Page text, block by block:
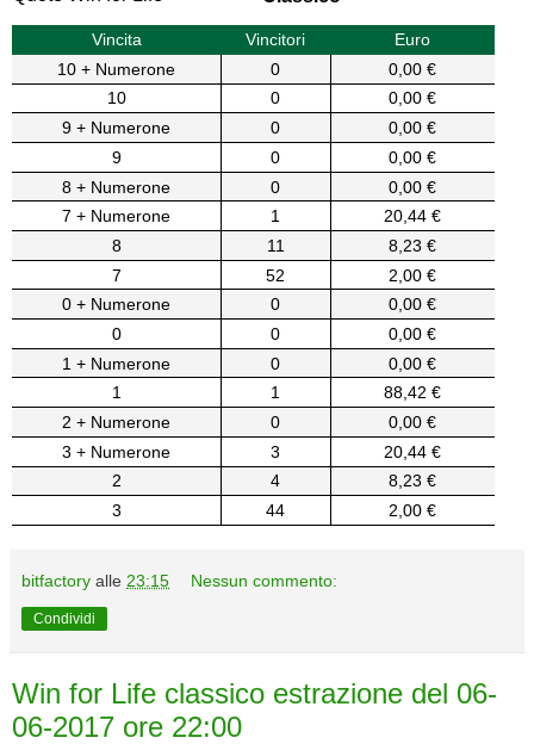
Vincita Vincitori
Euro
10 + Numerone
0
0,00 €
10
0
0,00 €
9 + Numerone
0
0,00 €
9
0
0,00 €
8 + Numerone
0
0,00 €
7 + Numerone
1
20,44 €
8
11
8,23 €
7
52
2,00 €
0 + Numerone
0
0,00 €
0
0
0,00 €
1 + Numerone
0
0,00 €
1
1
88,42 €
2 + Numerone
0
0,00 €
3 + Numerone
3
20,44 €
2
4
8,23 €
3
44 2,00 €
bitfactory alle 23:15 Nessun commento:
Condividi
Win for Life classico estrazione del 06-
06-2017 ore 22:00